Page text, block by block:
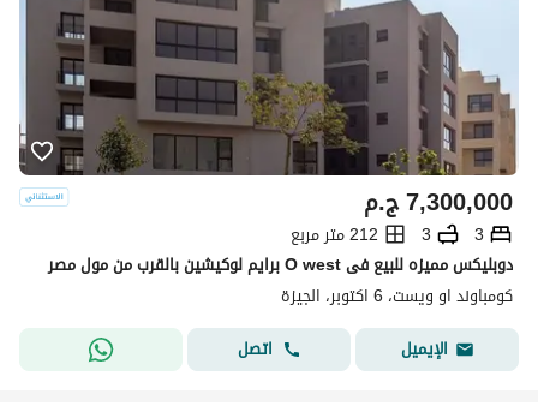
ج.م7,300,000
3
3
212 متر مربع
دوبليكس مميزه للبيع فى O west برايم لوكيشين بالقرب من مول مصر
كومباوند او ويست، 6 اكتوبر، الجيزة
الإيميل
اتصل